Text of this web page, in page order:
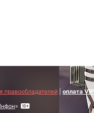
правообладателей оплата VIP
»